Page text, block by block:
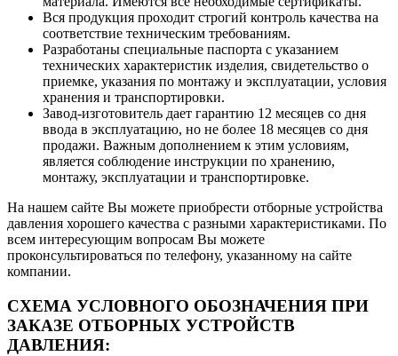
Вся продукция проходит строгий контроль качества на
соответствие техническим требованиям.
Разработаны специальные паспорта с указанием
технических характеристик изделия, свидетельство о
приемке, указания по монтажу и эксплуатации, условия
хранения и транспортировки.
Завод-изготовитель дает гарантию 12 месяцев со дня
ввода в эксплуатацию, но не более 18 месяцев со дня
продажи. Важным дополнением к этим условиям,
является соблюдение инструкции по хранению,
монтажу, эксплуатации и транспортировке.
На нашем сайте Вы можете приобрести отборные устройства
давления хорошего качества с разными характеристиками. По
всем интересующим вопросам Вы можете
проконсультироваться по телефону, указанному на сайте
компании.
СХЕМА УСЛОВНОГО ОБОЗНАЧЕНИЯ ПРИ
ЗАКАЗЕ ОТБОРНЫХ УСТРОЙСТВ
ДАВЛЕНИЯ: